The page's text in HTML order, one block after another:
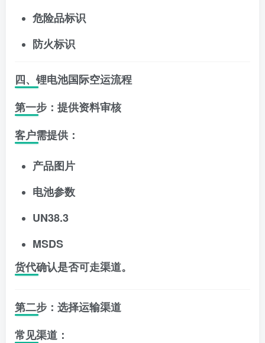
危险品标识
防火标识
四、锂电池国际空运流程
第一步：提供资料审核
客户需提供：
产品图片
电池参数
UN38.3
MSDS
货代确认是否可走渠道。
第二步：选择运输渠道
常见渠道：